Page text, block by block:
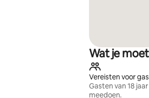
Wat je
Vereisten voor
Gasten van 18
meedoen.